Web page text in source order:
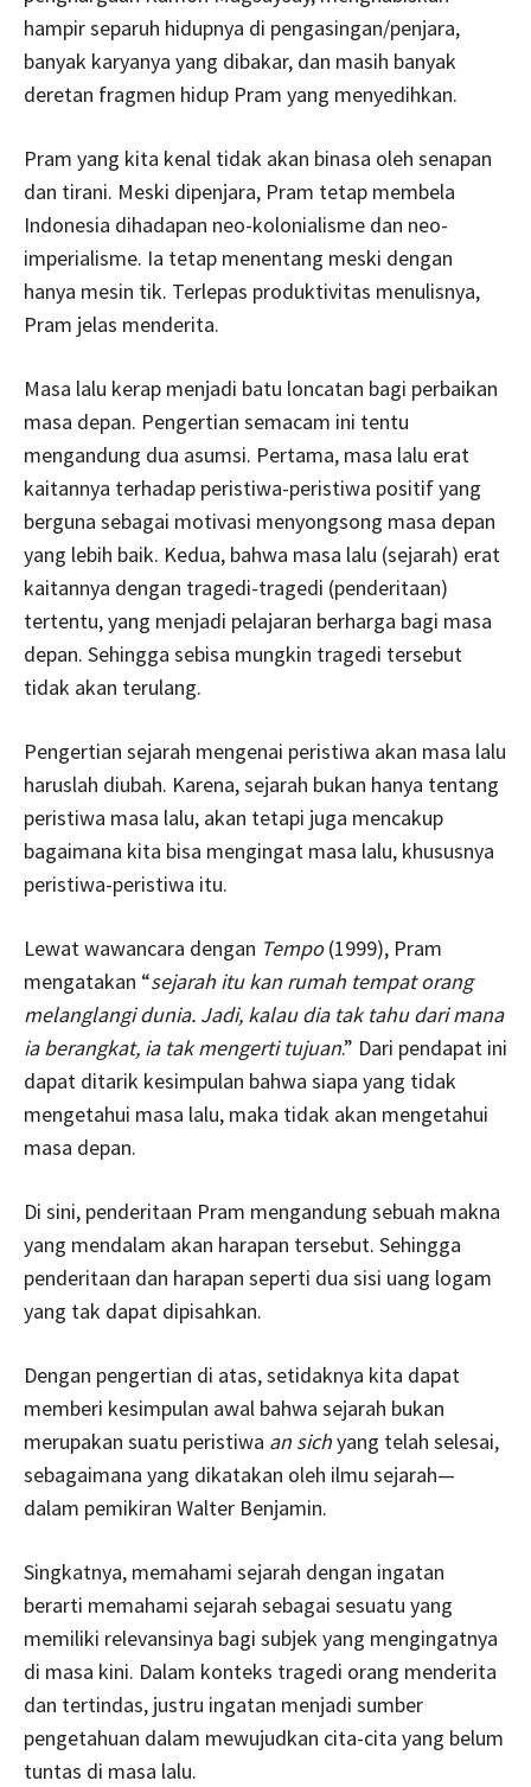
hampir separuh hidupnya di pengasingan/penjara,
banyak karyanya yang dibakar, dan masih banyak
deretan fragmen hidup Pram yang menyedihkan.
Pram yang kita kenal tidak akan binasa oleh senapan
dan tirani. Meski dipenjara, Pram tetap membela
Indonesia dihadapan neo-kolonialisme dan neo-
imperialisme. Ia tetap menentang meski dengan
hanya mesin tik. Terlepas produktivitas menulisnya,
Pram jelas menderita.
Masa lalu kerap menjadi batu loncatan bagi perbaikan
masa depan. Pengertian semacam ini tentu
mengandung dua asumsi. Pertama, masa lalu erat
kaitannya terhadap peristiwa-peristiwa positif yang
berguna sebagai motivasi menyongsong masa depan
yang lebih baik. Kedua, bahwa masa lalu (sejarah) erat
kaitannya dengan tragedi-tragedi (penderitaan)
tertentu, yang menjadi pelajaran berharga bagi masa
depan. Sehingga sebisa mungkin tragedi tersebut
tidak akan terulang.
Pengertian sejarah mengenai peristiwa akan masa lalu
haruslah diubah. Karena, sejarah bukan hanya tentang
peristiwa masa lalu, akan tetapi juga mencakup
bagaimana kita bisa mengingat masa lalu, khususnya
peristiwa-peristiwa itu.
Lewat wawancara dengan Tempo(1999), Pram
mengatakan “sejarah itu kan rumah tempat orang
melanglangi dunia. Jadi, kalau dia tak tahu dari mana
ia berangkat, ia tak mengerti tujuan.” Dari pendapat ini
dapat ditarik kesimpulan bahwa siapa yang tidak
mengetahui masa lalu, maka tidak akan mengetahui
masa depan.
Di sini, penderitaan Pram mengandung sebuah makna
yang mendalam akan harapan tersebut. Sehingga
penderitaan dan harapan seperti dua sisi uang logam
yang tak dapat dipisahkan.
Dengan pengertian di atas, setidaknya kita dapat
memberi kesimpulan awal bahwa sejarah bukan
merupakan suatu peristiwa an sichyang telah selesai,
sebagaimana yang dikatakan oleh ilmu sejarah—
dalam pemikiran Walter Benjamin.
Singkatnya, memahami sejarah dengan ingatan
berarti memahami sejarah sebagai sesuatu yang
memiliki relevansinya bagi subjek yang mengingatnya
di masa kini. Dalam konteks tragedi orang menderita
dan tertindas, justru ingatan menjadi sumber
pengetahuan dalam mewujudkan cita-cita yang belum
tuntas di masa lalu.